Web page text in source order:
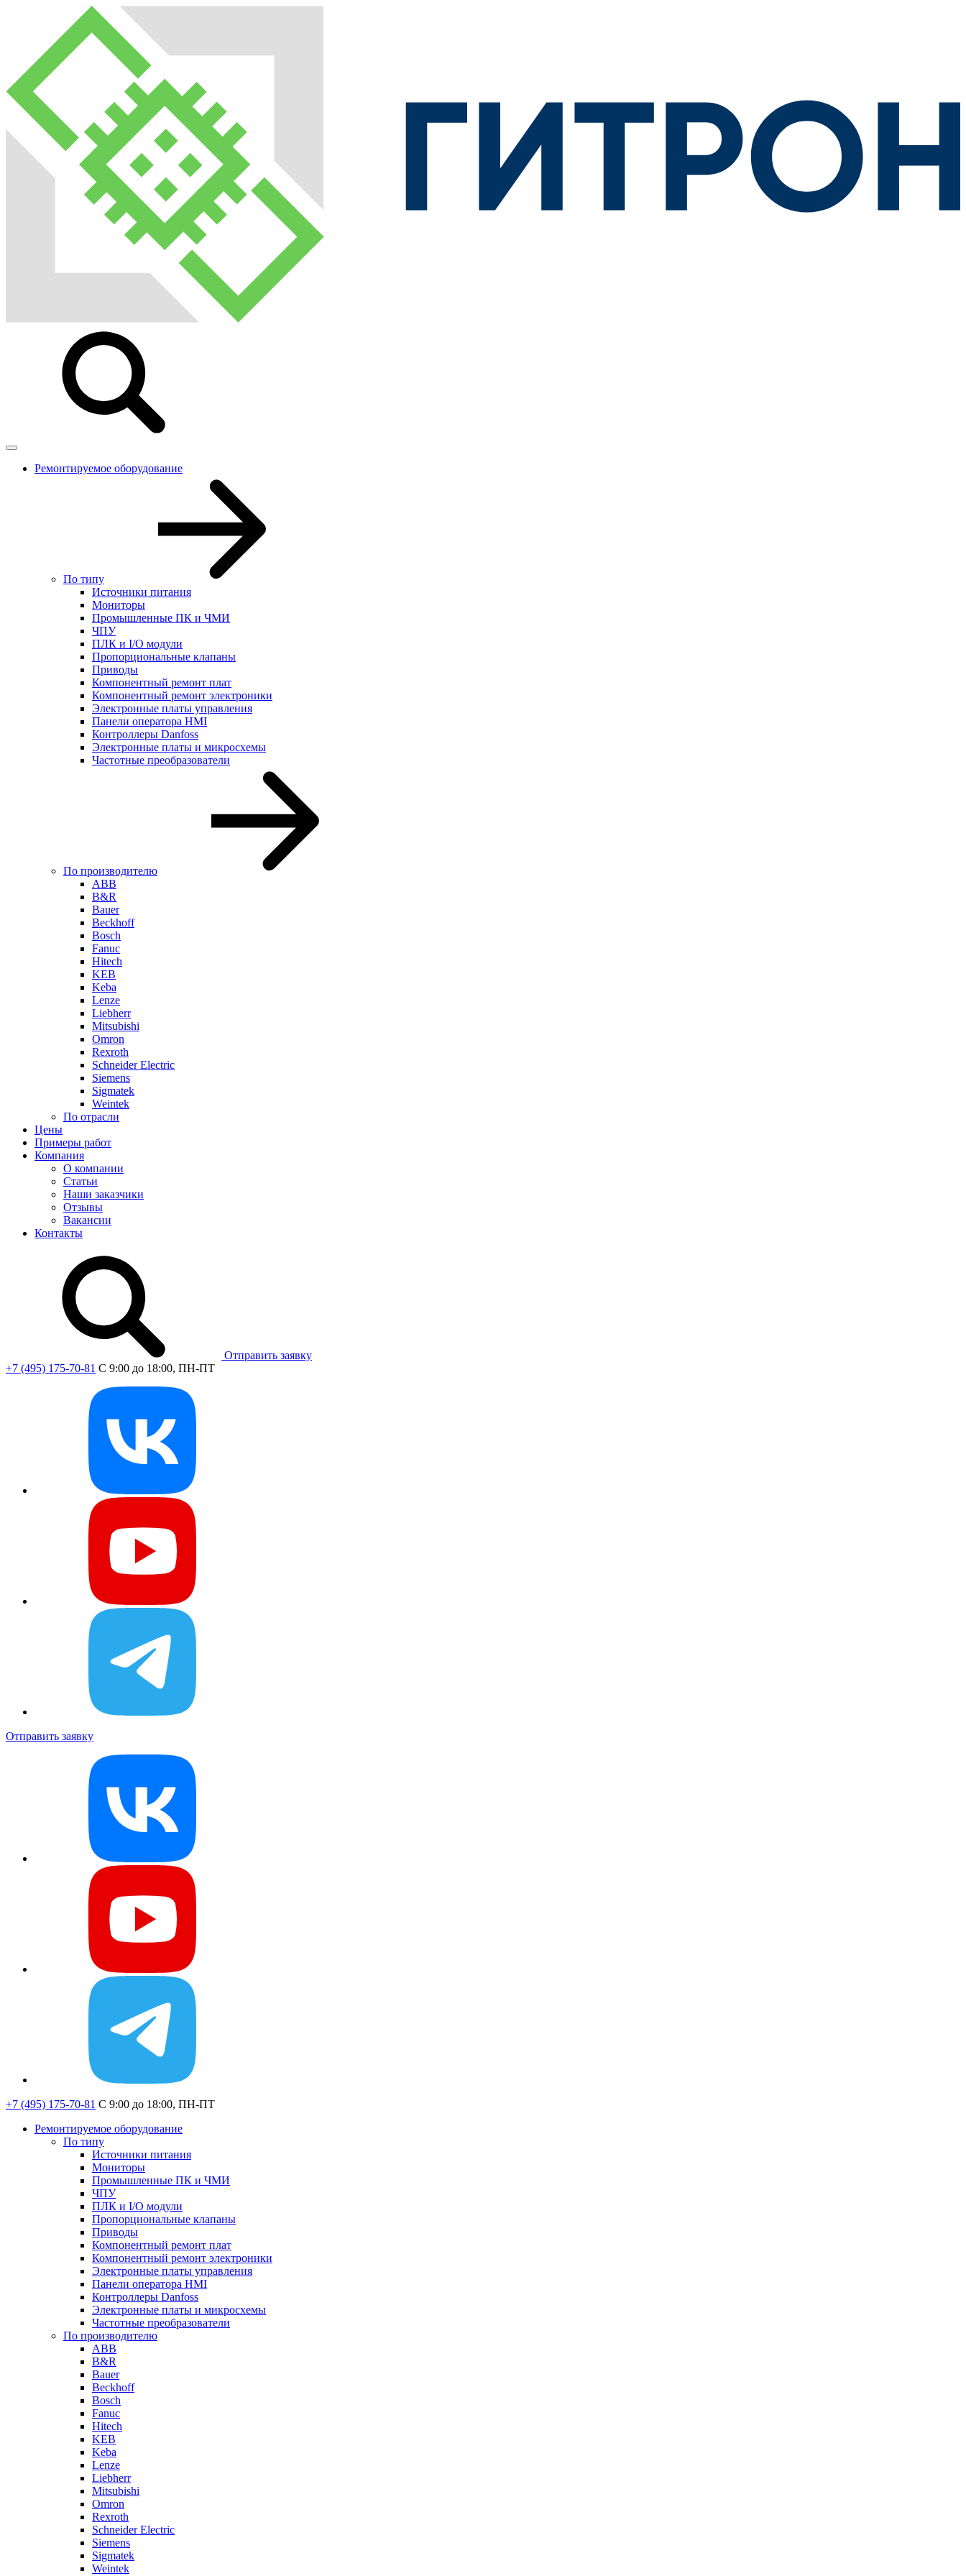
Ремонтируемое оборудование
По типу
Источники питания
Мониторы
Промышленные ПК и ЧМИ
ЧПУ
ПЛК и I/O модули
Пропорциональные клапаны
Приводы
Компонентный ремонт плат
Компонентный ремонт электроники
Электронные платы управления
Панели оператора HMI
Контроллеры Danfoss
Электронные платы и микросхемы
Частотные преобразователи
По производителю
ABB
B&R
Bauer
Beckhoff
Bosch
Fanuc
Hitech
KEB
Keba
Lenze
Liebherr
Mitsubishi
Omron
Rexroth
Schneider Electric
Siemens
Sigmatek
Weintek
По отрасли
Цены
Примеры работ
Компания
О компании
Статьи
Наши заказчики
Отзывы
Вакансии
Контакты
Отправить заявку
+7 (495) 175-70-81 C 9:00 до 18:00, ПН-ПТ
Отправить заявку
+7 (495) 175-70-81 C 9:00 до 18:00, ПН-ПТ
Ремонтируемое оборудование
По типу
Источники питания
Мониторы
Промышленные ПК и ЧМИ
ЧПУ
ПЛК и I/O модули
Пропорциональные клапаны
Приводы
Компонентный ремонт плат
Компонентный ремонт электроники
Электронные платы управления
Панели оператора HMI
Контроллеры Danfoss
Электронные платы и микросхемы
Частотные преобразователи
По производителю
ABB
B&R
Bauer
Beckhoff
Bosch
Fanuc
Hitech
KEB
Keba
Lenze
Liebherr
Mitsubishi
Omron
Rexroth
Schneider Electric
Siemens
Sigmatek
Weintek